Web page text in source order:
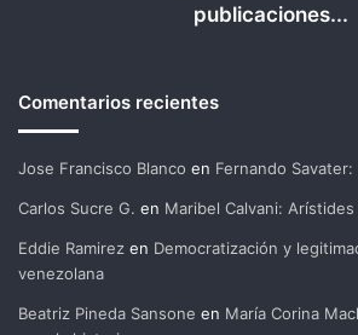
publicaciones...
Comentarios recientes
Jose Francisco Blanco en Fernando
Carlos Sucre G. en Maribel Calvani:
Eddie Ramirez en Democratización y
venezolana
Beatriz Pineda Sansone en María Corina